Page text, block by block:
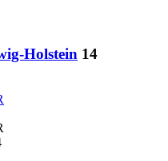
Holstein 14